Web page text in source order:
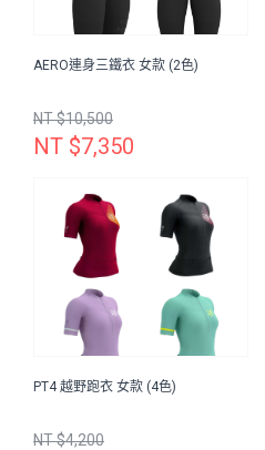
AERO連身三鐵衣 女款 (2色)
NT $10,500
NT $7,350
PT4 越野跑衣 女款 (4色)
NT $4,200